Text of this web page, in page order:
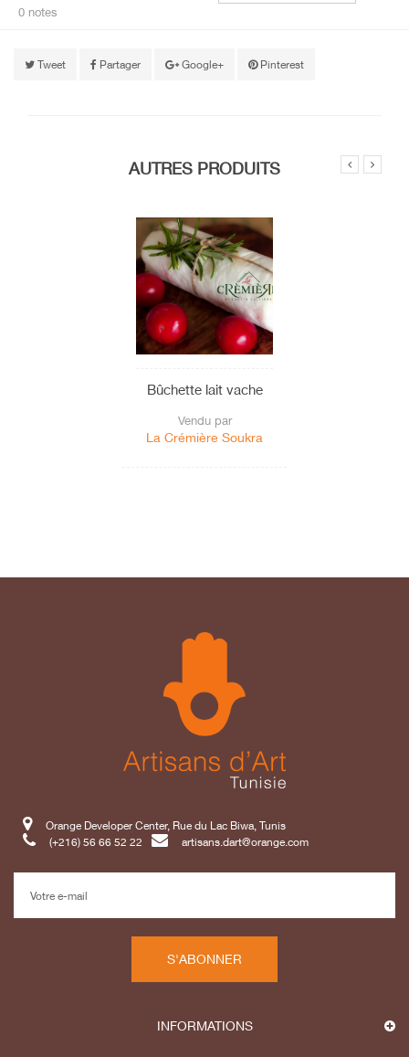
0 notes
Tweet Partager Google+ Pinterest
AUTRES PRODUITS
Bûchette lait vache
Vendu par
La Crémière Soukra
Orange Developer Center, Rue du Lac Biwa, Tunis
(+216) 56 66 52 22
artisans.dart@orange.com
S'ABONNER
INFORMATIONS